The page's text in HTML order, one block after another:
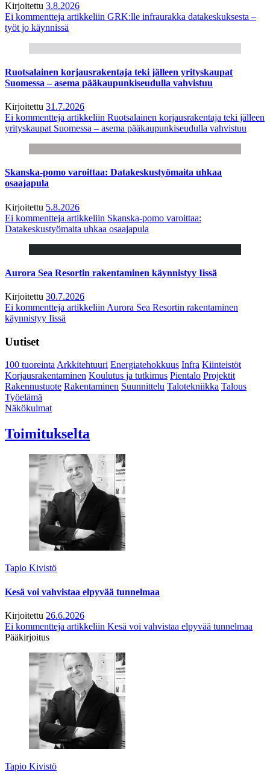
Kirjoitettu 3.8.2026
Ei kommentteja artikkeliin GRK:lle infraurakka datakeskuksesta –
työt jo käynnissä
Ruotsalainen korjausrakentaja teki jälleen yrityskaupat
Suomessa – asema pääkaupunkiseudulla vahvistuu
Kirjoitettu 31.7.2026
Ei kommentteja artikkeliin Ruotsalainen korjausrakentaja teki jälleen
yrityskaupat Suomessa – asema pääkaupunkiseudulla vahvistuu
Skanska-pomo varoittaa: Datakeskustyömaita uhkaa
osaajapula
Kirjoitettu 5.8.2026
Ei kommentteja artikkeliin Skanska-pomo varoittaa:
Datakeskustyömaita uhkaa osaajapula
Aurora Sea Resortin rakentaminen käynnistyy Iissä
Kirjoitettu 30.7.2026
Ei kommentteja artikkeliin Aurora Sea Resortin rakentaminen
käynnistyy Iissä
Uutiset
100 tuoreintaArkkitehtuuri Energiatehokkuus Infra Kiinteistöt
Korjausrakentaminen Koulutus ja tutkimus Pientalo Projektit
Rakennustuote Rakentaminen Suunnittelu Talotekniikka Talous
Työelämä
Näkökulmat
Toimitukselta
Tapio Kivistö
Kesä voi vahvistaa elpyvää tunnelmaa
Kirjoitettu 26.6.2026
Ei kommentteja artikkeliin Kesä voi vahvistaa elpyvää tunnelmaa
Pääkirjoitus
Tapio Kivistö